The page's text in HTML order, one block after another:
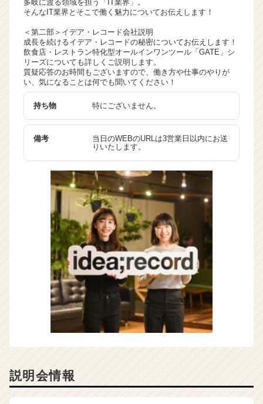
e
r
a
r
e
e
多岐に渡る領域を担う「IT業界」。
そんなIT業界とそこで働く魅力についてお伝えします！
＜第二部＞イデア・レコード会社説明
成長を続けるイデア・レコードの秘密についてお伝えします！
飲食店・レストラン特化型オールインワンツール「GATE」シ
リーズについても詳しくご説明します。
質疑応答のお時間もございますので、働き方や仕事のやりが
い、気になることは何でも聞いてください！
持ち物 特にございません。
備考
当日のWEBのURLは3営業日以内にお送
りいたします。
説明会情報